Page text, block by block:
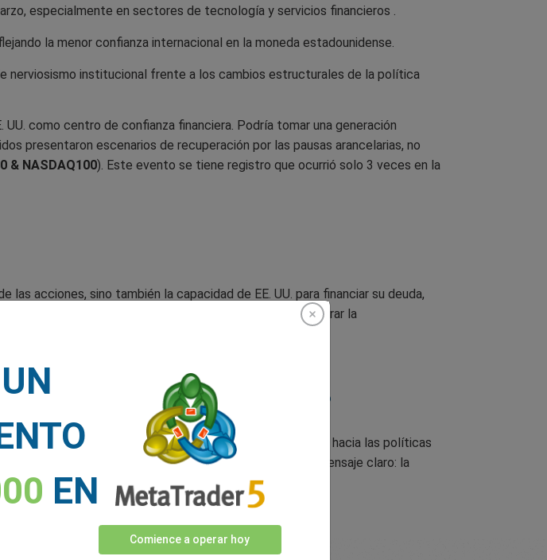
especialmente en sectores de tecnología y servicios financieros .
la menor confianza internacional en la moneda estadounidense.
nerviosismo institucional frente a los cambios estructurales de la política
como centro de confianza financiera. Podría tomar una generación
presentaron escenarios de recuperación por las pausas arancelarias, no
& NASDAQ100). Este evento se tiene registro que ocurrió solo 3 veces en la
acciones, sino también la capacidad de EE. UU. para financiar su deuda,
Además, podría empujar a otras economías a acelerar la
financiero de EE. UU.?
reflejo profundo de la percepción de riesgo internacional hacia las políticas
los movimientos de capital están dejando un mensaje claro: la
EN
Comience a operar hoy